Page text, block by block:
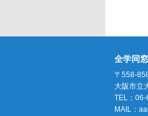
全学同
〒558-
大阪市立
TEL：
MAIL：